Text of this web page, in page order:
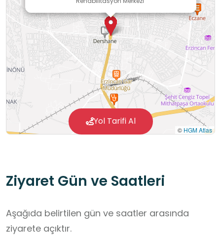
Öne Çıkan Özellikler / Notlar:
• Yaşlıların hizmet kalitesi algısı üzerine yapılan
bir yüksek lisans çalışması mevcut
• İftar, bayramlaşma gibi toplumsal
etkinliklerde yaşlılarla bir araya gelme
programları düzenleniyor
© HGM Atlas
Yol Tarifi Al
Ziyaret Gün ve Saatleri
Aşağıda belirtilen gün ve saatler arasında
ziyarete açıktır.